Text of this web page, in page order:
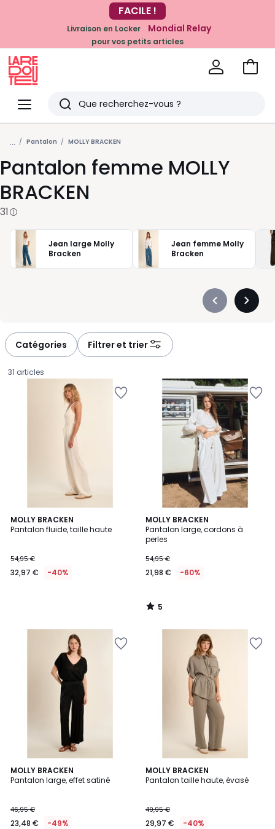
-20% dès 39€*
sur la mode
FACILE !
Livraison en Locker Mondial Relay
pour vos petits articles
Menu
Redoute
Rechercher
Derniers
articles
vus
Voir
... Pantalon MOLLY BRACKEN
Pantalon femme MOLLY
BRACKEN
31
Jean large Molly
Bracken
Jean femme Molly
Bracken
Précédent
Catégories Filtrer et trier
31 articles
MOLLY BRACKEN
Pantalon fluide, taille haute
€
au
appliquée.
54,95 €
32,97 € -40%
MOLLY BRACKEN
Pantalon large, cordons à
perles
54,95 €
21,98 € -60%
5
/
5
5
/
MOLLY BRACKEN
Pantalon large, effet satiné
46,95 €
23,48 € -49%
2
Couleurs
MOLLY BRACKEN
Pantalon taille haute, évasé
49,95 €
29,97 € -40%